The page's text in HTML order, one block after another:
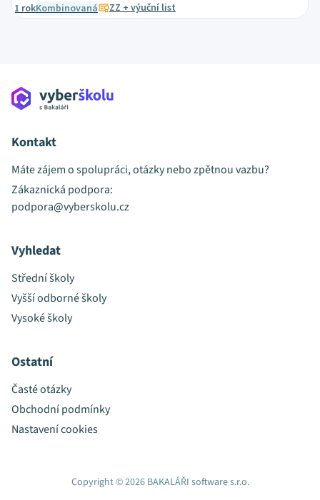
1 rokKombinovaná ZZ + výuční list
Kontakt
Máte zájem o spolupráci, otázky nebo zpětnou vazbu?
Zákaznická podpora:
podpora@vyberskolu.cz
Vyhledat
Střední školy
Vyšší odborné školy
Vysoké školy
Ostatní
Časté otázky
Obchodní podmínky
Nastavení cookies
Copyright © 2026 BAKALÁŘI software s.r.o.